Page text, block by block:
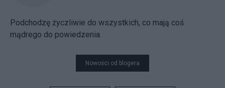
Podchodzę życzliwie do wszystkich, co mają coś
mądrego do powiedzenia.
Nowości od blogera